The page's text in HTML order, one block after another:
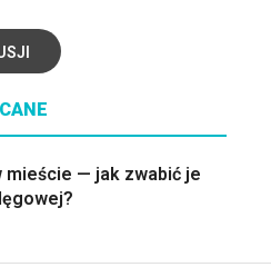
mieście — jak zwabić je